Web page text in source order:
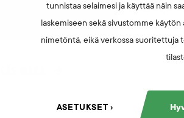
tunnistaa selaimesi ja käyttää näin
laskemiseen sekä sivustomme
nimetöntä, eikä verkossa suoritettuja
ASETUKSET
Idrottsinstituten har en viktig roll i utbildningen
som träningsplatser för elitidrottare och som